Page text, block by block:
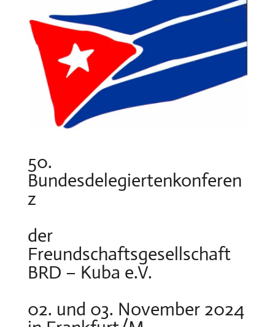
50.
Bundesdelegiertenkonferen
z
der
Freundschaftsgesellschaft
BRD – Kuba e.V.
02. und 03. November 2024